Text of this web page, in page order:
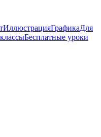
ИллюстрацияГрафикаДля
Бесплатные уроки